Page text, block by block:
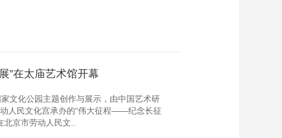
”在太庙艺术馆开幕
文化公园主题创作与展示，由中国艺术研
人民文化宫承办的“伟大征程——纪念长征
京市劳动人民文..